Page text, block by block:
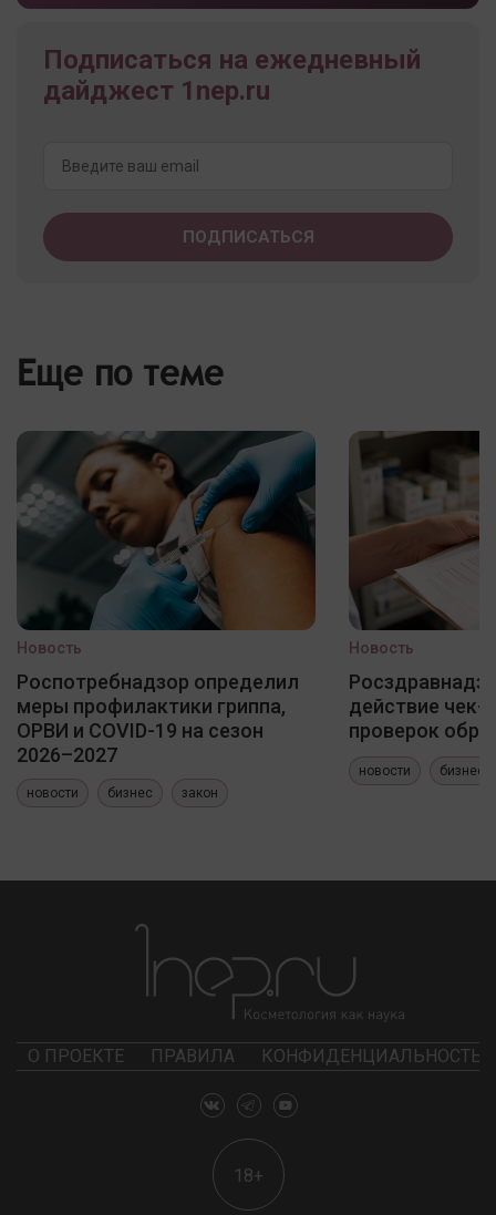
Подписаться на ежедневный
дайджест 1nep.ru
Еще по теме
Новость
Роспотребнадзор определил
меры профилактики гриппа,
ОРВИ и COVID-19 на сезон
2026–2027
новости бизнес закон
Новость
действие чек-
проверок
новости бизнес
О ПРОЕКТЕ ПРАВИЛА КОНФИДЕНЦИАЛЬНОСТЬ
18+